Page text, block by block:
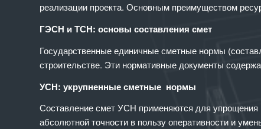
реализации проекта. Основным преимуществом
ГЭСН и ТСН: основы составления смет
Государственные единичные сметные нормы
строительстве. Эти нормативные документы
УСН: укрупненные сметные нормы
Составление смет УСН применяются для упрощения
абсолютной точности в пользу оперативности и